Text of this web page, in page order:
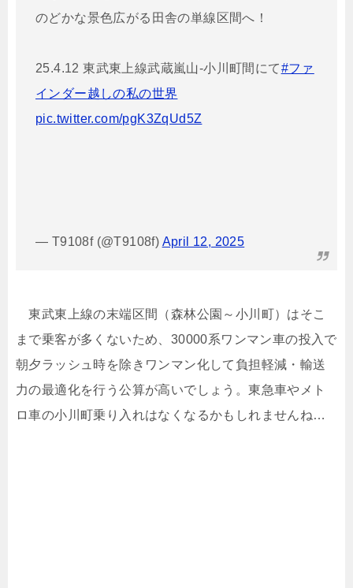
のどかな景色広がる田舎の単線区間へ！
25.4.12 東武東上線武蔵嵐山-小川町間にて#ファ
インダー越しの私の世界
pic.twitter.com/pgK3ZqUd5Z
— T9108f (@T9108f) April 12, 2025
東武東上線の末端区間（森林公園～小川町）はそこ
まで乗客が多くないため、30000系ワンマン車の投入で
朝夕ラッシュ時を除きワンマン化して負担軽減・輸送
力の最適化を行う公算が高いでしょう。東急車やメト
ロ車の小川町乗り入れはなくなるかもしれませんね…